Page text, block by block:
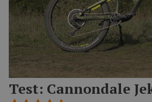
Test: Cannondale